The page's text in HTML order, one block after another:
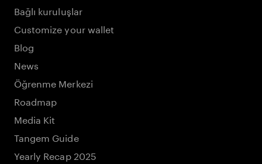
Bağlı kuruluşlar
Customize your wallet
Blog
News
Öğrenme Merkezi
Roadmap
Media Kit
Tangem Guide
Yearly Recap 2025